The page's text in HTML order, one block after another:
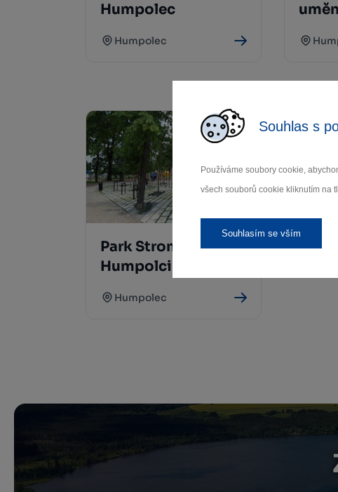
Souhlas s
Používáme soubory cookie,
všech souborů cookie kliknutím na
Souhlasím se vším
Humpolec
Humpolec
Park Stromovka v
Humpolci
Humpolec